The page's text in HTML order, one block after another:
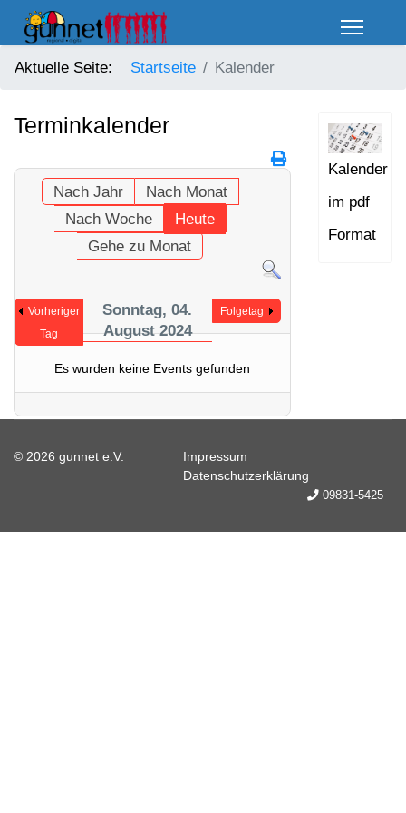
Aktuelle Seite: Startseite Kalender
Terminkalender
Nach Jahr
Nach Monat
Nach Woche
Heute
Gehe zu Monat
Vorheriger
Tag
Sonntag, 04.
August 2024
Folgetag
Es wurden keine Events gefunden
Kalender
im pdf
Format
© 2026 gunnet e.V.
Impressum
Datenschutzerklärung
09831-5425